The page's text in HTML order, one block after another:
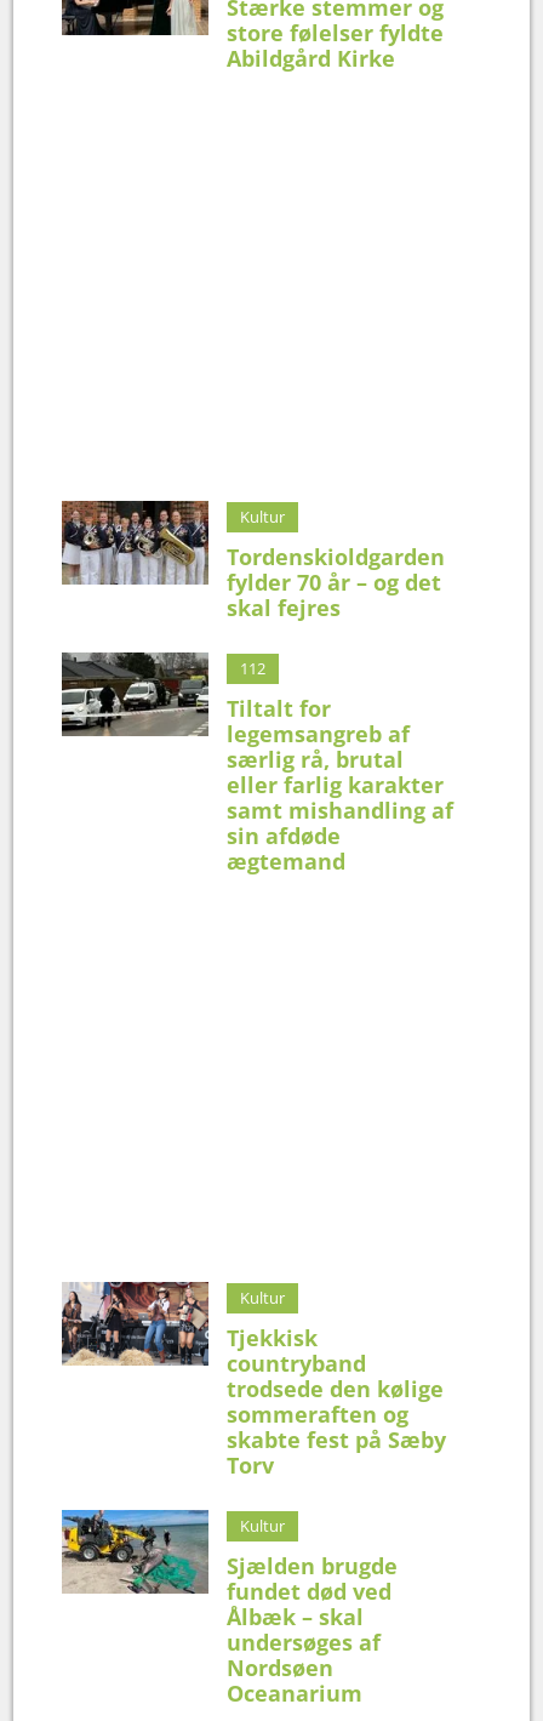
Stærke stemmer og
store følelser fyldte
Abildgård Kirke
Kultur
Tordenskioldgarden
fylder 70 år – og det
skal fejres
112
Tiltalt for
legemsangreb af
særlig rå, brutal
eller farlig karakter
samt mishandling af
sin afdøde
ægtemand
Kultur
Tjekkisk
countryband
trodsede den kølige
sommeraften og
skabte fest på Sæby
Torv
Kultur
Sjælden brugde
fundet død ved
Ålbæk – skal
undersøges af
Nordsøen
Oceanarium